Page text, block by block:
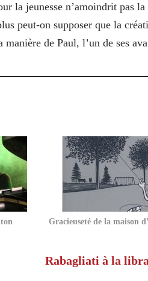
la jeunesse n’amoindrit pas
peut-on supposer que la
de Paul, l’un de ses
Gracieuseté de la maison
Rabagliati à la